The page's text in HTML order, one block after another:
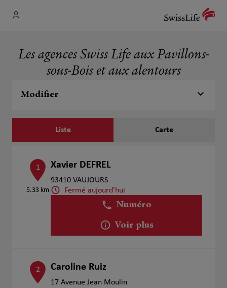
Les agences Swiss Life aux Pavillons-
sous-Bois et aux alentours
Modifier
Liste Carte
1
5.33 km
Xavier DEFREL
93410 VAUJOURS
Fermé aujourd'hui
Numéro
Voir plus
2 Caroline Ruiz
17 Avenue Jean Moulin